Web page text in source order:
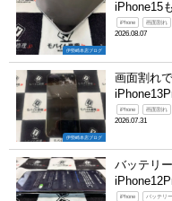
伊勢崎本店ブログ
iPhone15
iPhone 画面割れ
2026.08.07
伊勢崎本店ブログ
画面割れ
iPhone 画面割れ
2026.07.31
バッテリ
iPhone バッテリ